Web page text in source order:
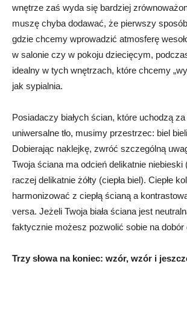
wnętrze zaś wyda się bardziej
muszę chyba dodawać, że pierwszy
gdzie chcemy wprowadzić atmosferę
w salonie czy w pokoju dziecięcym,
idealny w tych wnętrzach, które chcemy
jak sypialnia.
Posiadaczy białych ścian, które uchodzą
uniwersalne tło, musimy przestrzec: biel
Dobierając naklejkę, zwróć szczególną
Twoja ściana ma odcień delikatnie niebieski
raczej delikatnie żółty (ciepła biel). Ciepłe
harmonizować z ciepłą ścianą a
versa. Jeżeli Twoja biała ściana jest
faktycznie możesz pozwolić sobie na dobór
Trzy słowa na koniec: wzór, wzór i